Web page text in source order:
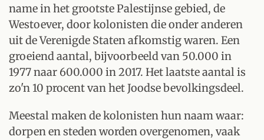
name in het grootste Palestijnse gebied, de
Westoever, door kolonisten die onder anderen
uit de Verenigde Staten afkomstig waren. Een
groeiend aantal, bijvoorbeeld van 50.000 in
1977 naar 600.000 in 2017. Het laatste aantal is
zo'n 10 procent van het Joodse bevolkingsdeel.
Meestal maken de kolonisten hun naam waar:
dorpen en steden worden overgenomen, vaak